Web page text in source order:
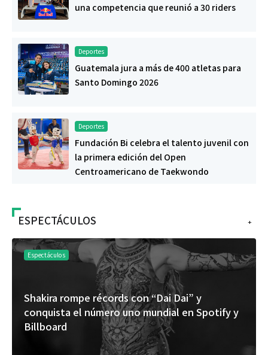
una competencia que reunió a 30 riders
Deportes
Guatemala jura a más de 400 atletas para
Santo Domingo 2026
Deportes
Fundación Bi celebra el talento juvenil con
la primera edición del Open
Centroamericano de Taekwondo
+
ESPECTÁCULOS
Espectáculos
Shakira rompe récords con “Dai Dai” y
conquista el número uno mundial en Spotify y
Billboard